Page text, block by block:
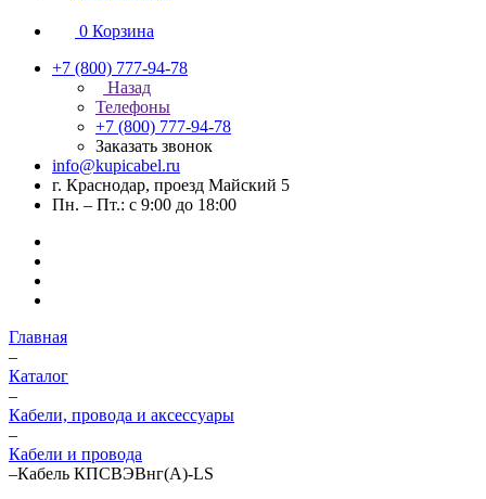
0 Корзина
+7 (800) 777-94-78
Назад
Телефоны
+7 (800) 777-94-78
Заказать звонок
info@kupicabel.ru
г. Краснодар, проезд Майский 5
Пн. – Пт.: с 9:00 до 18:00
Главная
–
Каталог
–
Кабели, провода и аксессуары
–
Кабели и провода
–Кабель КПСВЭВнг(А)-LS